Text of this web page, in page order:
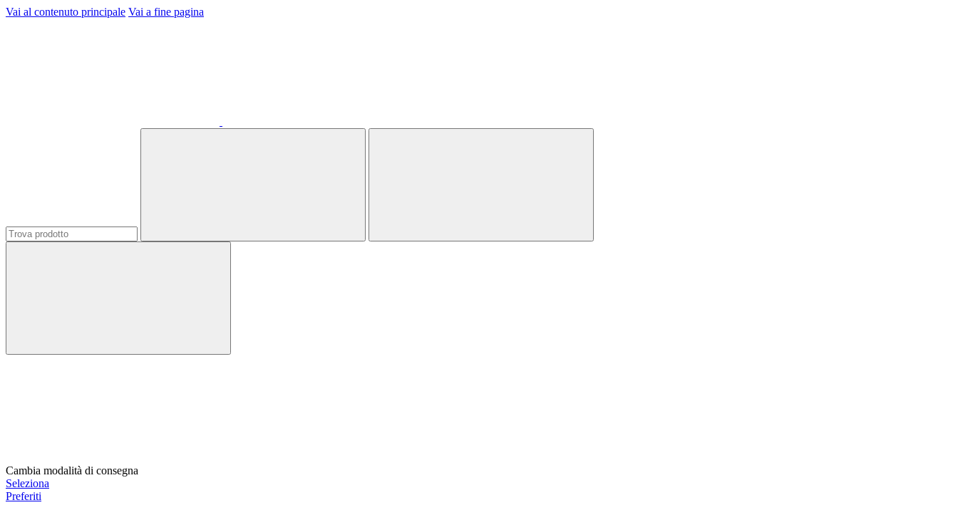
Vai al contenuto principale Vai a fine pagina
Cambia modalità di consegna
Seleziona
Preferiti